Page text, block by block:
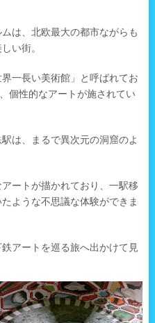
は、北欧最大の都市ながらも
い街。
一長い美術館」と呼ばれてお
個性的なアートが施されてい
は、まるで異次元の洞窟のよ
ートが描かれており、一駅移
ような不思議な体験ができま
アートを巡る旅へ出かけて見